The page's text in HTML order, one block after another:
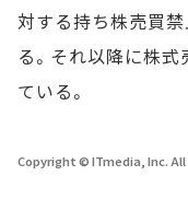
対する持ち株売買禁
る。それ以降に株
ている。
Copyright © ITmedia, Inc. All